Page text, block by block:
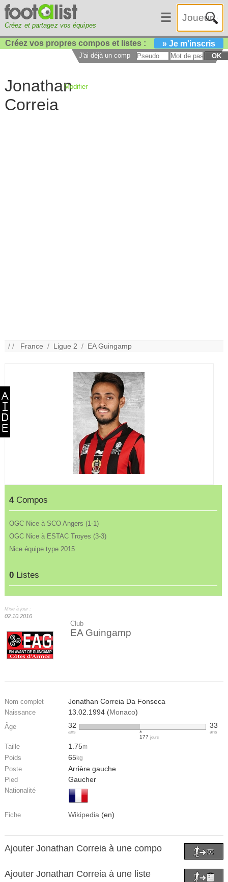
Créez et partagez vos équipes
☰
Créez vos propres compos et listes : » Je m'inscris
J'ai déjà un compte : OK
Jonathan
Correia
Modifier
/ / France / Ligue 2 / EA Guingamp
4Compos
OGC Nice à SCO Angers (1-1)
OGC Nice à ESTAC Troyes (3-3)
Nice équipe type 2015
0 Listes
Mise à jour :
02.10.2016
Club
EA Guingamp
Nom complet Jonathan Correia Da Fonseca
Naissance 13.02.1994 (Monaco)
Âge 32
ans
177 jours
33
ans
Taille 1.75m
Poids 65kg
Poste Arrière gauche
Pied Gaucher
Nationalité
Fiche Wikipedia (en)
Ajouter Jonathan Correia à une compo
Ajouter Jonathan Correia à une liste